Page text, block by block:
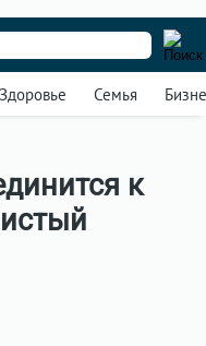
Здоровье Семья
к